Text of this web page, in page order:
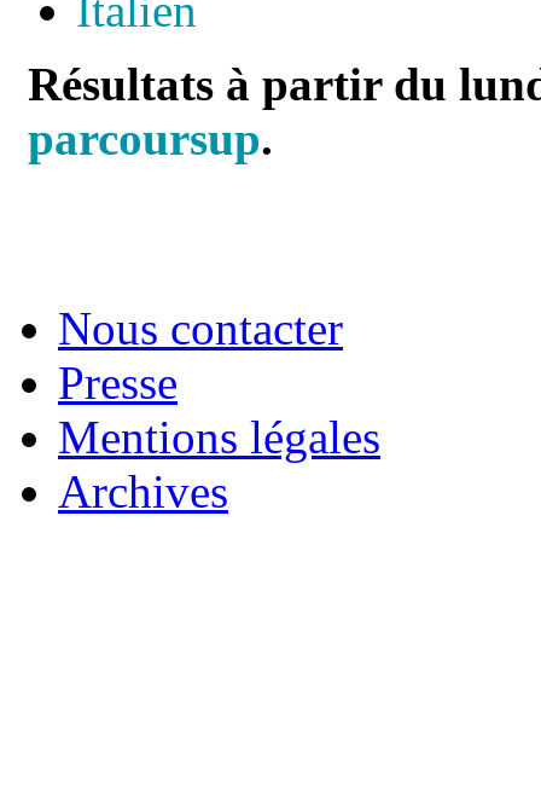
Résultats à partir du
parcoursup.
Nous contacter
Presse
Mentions légales
Archives